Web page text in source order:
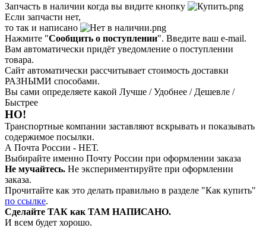
Запчасть в наличии когда вы видите кнопку
Если запчасти нет,
то так и написано
Нажмите "Сообщить о поступлении". Введите ваш e-mail.
Вам автоматически придёт уведомление о поступлении
товара.
Сайт автоматически рассчитывает стоимость доставки
РАЗНЫМИ способами.
Вы сами определяете какой Лучше / Удобнее / Дешевле /
Быстрее
НО!
Транспортные компании заставляют вскрывать и показывать
содержимое посылки.
А Почта России - НЕТ.
Выбирайте именно Почту России при оформлении заказа
Не мучайтесь. Не экспериментируйте при оформлении
заказа.
Прочитайте как это делать правильно в разделе "Как купить"
по ссылке.
Сделайте ТАК как ТАМ НАПИСАНО.
И всем будет хорошо.